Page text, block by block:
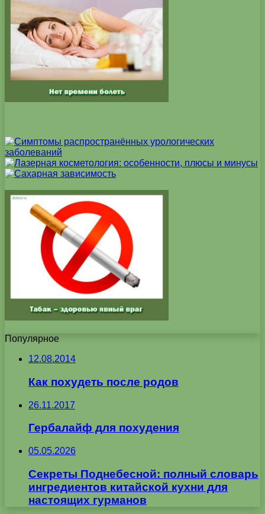
Популярное
12.08.2014
Как похудеть после родов
26.11.2017
Гербалайф для похудения
05.05.2026
Секреты Поднебесной: полный словарь
ингредиентов китайской кухни для
настоящих гурманов